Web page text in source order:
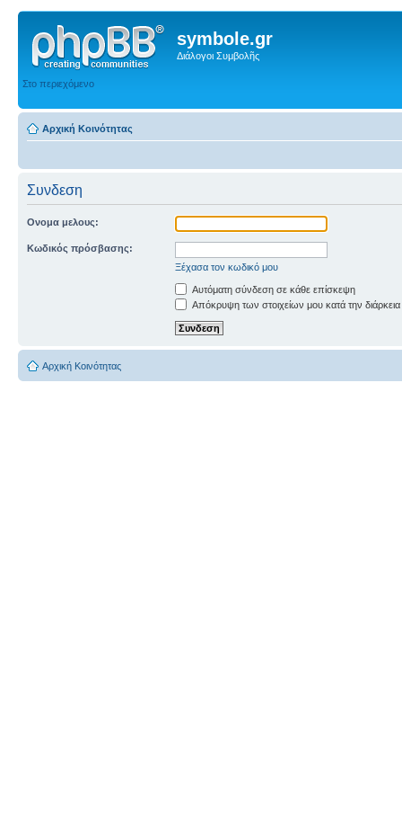
symbole.gr
Διάλογοι Συμβολῆς
Στο περιεχόμενο
Αρχική Κοινότητας
Συνδεση
Ονομα μελους:
Κωδικός πρόσβασης:
Ξέχασα τον κωδικό μου
Αυτόματη σύνδεση σε κάθε επίσκεψη
Απόκρυψη των στοιχείων μου κατά την
Αρχική Κοινότητας